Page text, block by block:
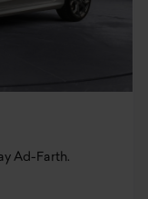
Ad-Farth.